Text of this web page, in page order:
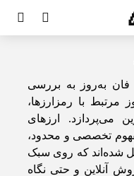
به‌روز به بررسی
مرتبط با رمزارزها،
می‌پردازد. ارزهای
تخصصی و محدود،
شده‌اند که روی سبک
آنلاین و حتی نگاه